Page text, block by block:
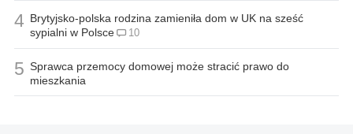
4 Brytyjsko-polska rodzina zamieniła dom w UK na sześć
sypialni w Polsce
10
5 Sprawca przemocy domowej może stracić prawo do
mieszkania